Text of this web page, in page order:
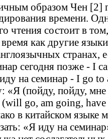
образом Чен [2]
времени.
чтения состоит в
как другие
странах,
сегодня позже - I
на семинар - I go to
«Я (пойду, пойду,
(will go, am going,
в китайском
«Я иду на